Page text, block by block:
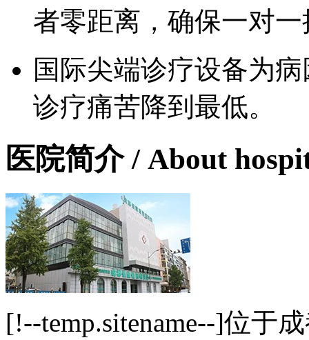
者零距离，确保一对
国际尖端诊疗设备为
诊疗痛苦降到最低。
医院简介 / About
[!--temp.sitename--]位于